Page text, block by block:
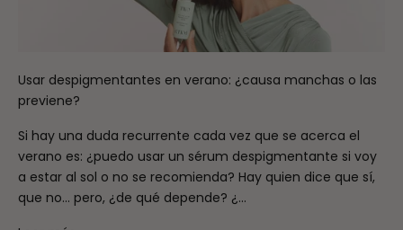
Usar despigmentantes en verano: ¿causa manchas o las
previene?
Si hay una duda recurrente cada vez que se acerca el
verano es: ¿puedo usar un sérum despigmentante si voy
a estar al sol o no se recomienda? Hay quien dice que sí,
que no… pero, ¿de qué depende? ¿...